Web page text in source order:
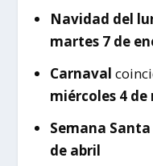
Navidad del
martes 7 de
Carnaval
miércoles 4
Semana Santa
de abril